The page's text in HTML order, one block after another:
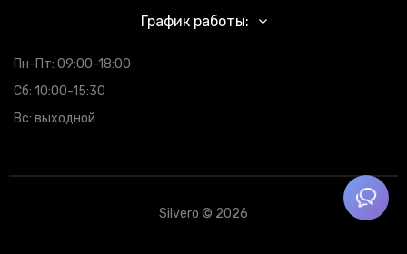
График работы:
Пн-Пт: 09:00-18:00
Сб: 10:00-15:30
Вс: выходной
Silvero © 2026